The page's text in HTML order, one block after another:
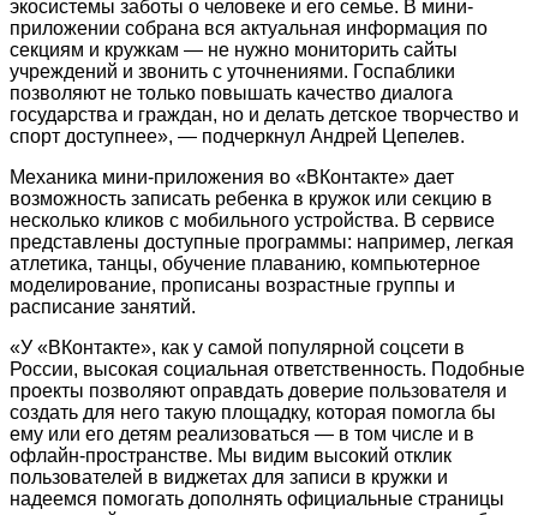
экосистемы заботы о человеке и его семье. В мини-
приложении собрана вся актуальная информация по
секциям и кружкам — не нужно мониторить сайты
учреждений и звонить с уточнениями. Госпаблики
позволяют не только повышать качество диалога
государства и граждан, но и делать детское творчество и
спорт доступнее», — подчеркнул Андрей Цепелев.
Механика мини-приложения во «ВКонтакте» дает
возможность записать ребенка в кружок или секцию в
несколько кликов с мобильного устройства. В сервисе
представлены доступные программы: например, легкая
атлетика, танцы, обучение плаванию, компьютерное
моделирование, прописаны возрастные группы и
расписание занятий.
«У «ВКонтакте», как у самой популярной соцсети в
России, высокая социальная ответственность. Подобные
проекты позволяют оправдать доверие пользователя и
создать для него такую площадку, которая помогла бы
ему или его детям реализоваться — в том числе и в
офлайн-пространстве. Мы видим высокий отклик
пользователей в виджетах для записи в кружки и
надеемся помогать дополнять официальные страницы